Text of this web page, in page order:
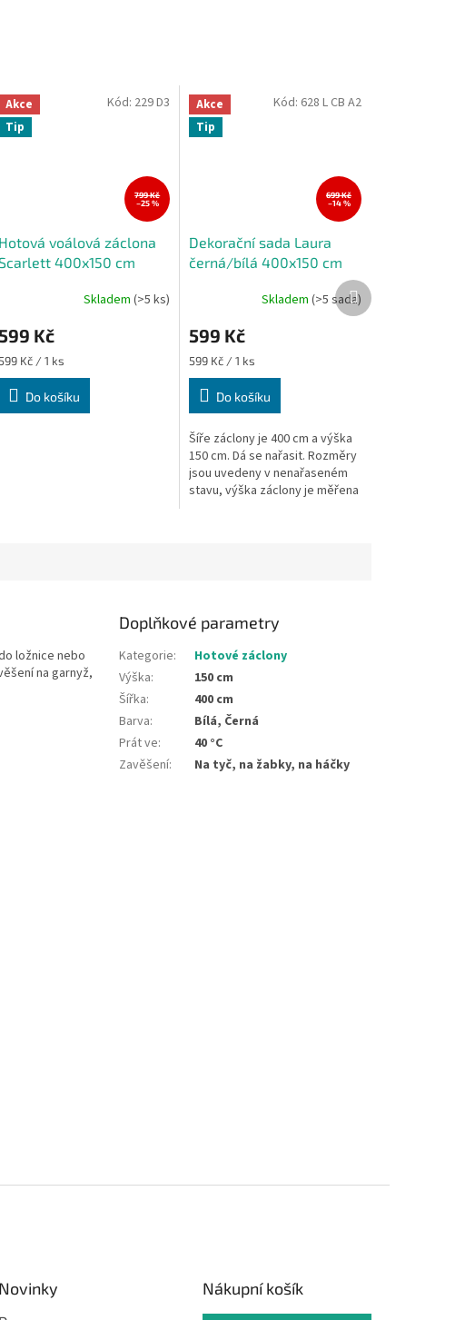
Akce
Tip
799 Kč
–25 %
Hotová voálová záclona
400x150 cm
Skladem(>5 ks)
599 Kč
MěrnáKč / 1 ks
Do košíku
Kód: 229 D3
Akce
Tip
699 Kč
–14 %
Dekorační sada Laura
černá/bílá 400x150 cm
Skladem (>5 sada)
599 Kč
Měrná
cena:
599 Kč / 1 ks
Do košíku
Šíře záclony je 400 cm a výška
150 cm. Dá se nařasit. Rozměry
jsou uvedeny v nenařaseném
stavu, výška záclony je měřena
Kód: 628 L CB A2
Další
produkt
ložnice nebo
na garnyž,
Doplňkové parametry
Kategorie:
Hotové záclony
Výška:
150 cm
Šířka:
400 cm
Barva:
Bílá, Černá
Prát ve:
40 °C
Zavěšení: Na tyč, na žabky, na háčky
Novinky Nákupní košík